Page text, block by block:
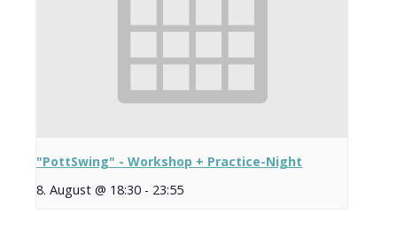
"PottSwing" - Workshop + Practice-Night
8. August @ 18:30 - 23:55